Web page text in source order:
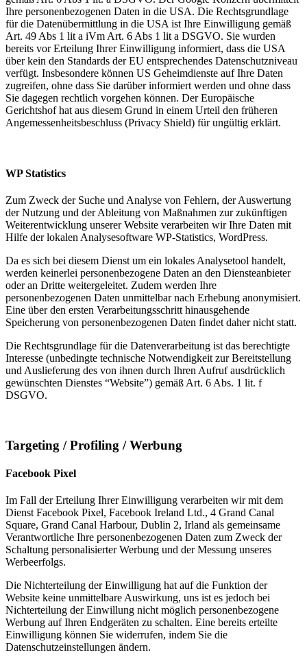
Ihre personenbezogenen Daten in die USA. Die Rechtsgrundlage
für die Datenübermittlung in die USA ist Ihre Einwilligung gemäß
Art. 49 Abs 1 lit a iVm Art. 6 Abs 1 lit a DSGVO. Sie wurden
bereits vor Erteilung Ihrer Einwilligung informiert, dass die USA
über kein den Standards der EU entsprechendes Datenschutzniveau
verfügt. Insbesondere können US Geheimdienste auf Ihre Daten
zugreifen, ohne dass Sie darüber informiert werden und ohne dass
Sie dagegen rechtlich vorgehen können. Der Europäische
Gerichtshof hat aus diesem Grund in einem Urteil den früheren
Angemessenheitsbeschluss (Privacy Shield) für ungültig erklärt.
WP Statistics
Zum Zweck der Suche und Analyse von Fehlern, der Auswertung
der Nutzung und der Ableitung von Maßnahmen zur zukünftigen
Weiterentwicklung unserer Website verarbeiten wir Ihre Daten mit
Hilfe der lokalen Analysesoftware WP-Statistics, WordPress.
Da es sich bei diesem Dienst um ein lokales Analysetool handelt,
werden keinerlei personenbezogene Daten an den Diensteanbieter
oder an Dritte weitergeleitet. Zudem werden Ihre
personenbezogenen Daten unmittelbar nach Erhebung anonymisiert.
Eine über den ersten Verarbeitungsschritt hinausgehende
Speicherung von personenbezogenen Daten findet daher nicht statt.
Die Rechtsgrundlage für die Datenverarbeitung ist das berechtigte
Interesse (unbedingte technische Notwendigkeit zur Bereitstellung
und Auslieferung des von ihnen durch Ihren Aufruf ausdrücklich
gewünschten Dienstes “Website”) gemäß Art. 6 Abs. 1 lit. f
DSGVO.
Targeting / Profiling / Werbung
Facebook Pixel
Im Fall der Erteilung Ihrer Einwilligung verarbeiten wir mit dem
Dienst Facebook Pixel, Facebook Ireland Ltd., 4 Grand Canal
Square, Grand Canal Harbour, Dublin 2, Irland als gemeinsame
Verantwortliche Ihre personenbezogenen Daten zum Zweck der
Schaltung personalisierter Werbung und der Messung unseres
Werbeerfolgs.
Die Nichterteilung der Einwilligung hat auf die Funktion der
Website keine unmittelbare Auswirkung, uns ist es jedoch bei
Nichterteilung der Einwillung nicht möglich personenbezogene
Werbung auf Ihren Endgeräten zu schalten. Eine bereits erteilte
Einwilligung können Sie widerrufen, indem Sie die
Datenschutzeinstellungen ändern.